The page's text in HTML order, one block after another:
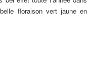
floraison vert jaune en